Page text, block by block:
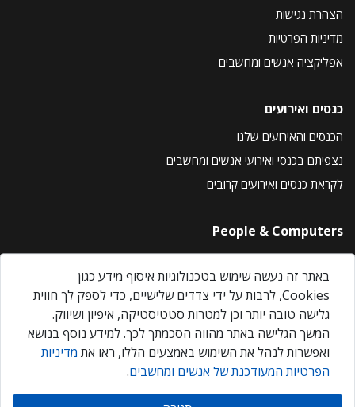
הצהרת נגישות
מדיניות הפרטיות
אפליקציה אנשים ומחשבים
כנסים ואירועים
הכנסים והאירועים שלנו
נצפיתם בכנסי ואירועי אנשים ומחשבים
לקראת כנסים ואירועים קרובים
People & Computers
About Us
Privacy Policy
Contact Us
Our Events
אנשים ומחשבים © 2026 – כל הזכויות שמורות
באתר זה נעשה שימוש בטכנולוגיות איסוף מידע כגון
Cookies, לרבות על ידי צדדים שלישיים, כדי לספק לך חווית
גלישה טובה יותר וכן למטרות סטטיסטיקה, איפיון ושיווק.
המשך הגלישה באתר מהווה הסכמתך לכך. למידע נוסף בנושא
ואפשרות לנהל את השימוש באמצעים הללו, ראו את מדיניות
הפרטיות המעודכנת של אנשים ומחשבים.